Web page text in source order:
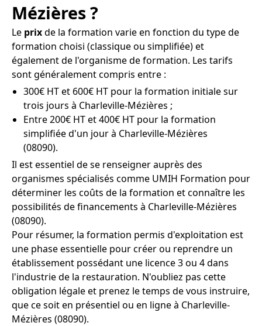
Mézières ?
Le prixde la formation varie en fonction du type de
formation choisi (classique ou simplifiée) et
également de l'organisme de formation. Les tarifs
sont généralement compris entre :
300€ HT et 600€ HT pour la formation initiale sur
trois jours à Charleville-Mézières ;
Entre 200€ HT et 400€ HT pour la formation
simplifiée d'un jour à Charleville-Mézières
(08090).
Il est essentiel de se renseigner auprès des
organismes spécialisés comme UMIH Formation pour
déterminer les coûts de la formation et connaître les
possibilités de financements à Charleville-Mézières
(08090).
Pour résumer, la formation permis d'exploitation est
une phase essentielle pour créer ou reprendre un
établissement possédant une licence 3 ou 4 dans
l'industrie de la restauration. N'oubliez pas cette
obligation légale et prenez le temps de vous instruire,
que ce soit en présentiel ou en ligne à Charleville-
Mézières (08090).